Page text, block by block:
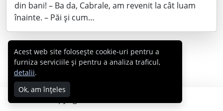
din bani! – Ba da, Cabrale, am revenit la cât luam
înainte. – Păi și cum…
Copyright © 2007 - 2026 Cabral.ro
Acest web site folosește cookie-uri pentru a
furniza serviciile și pentru a analiza traficul,
detalii.
Ok, am înțeles